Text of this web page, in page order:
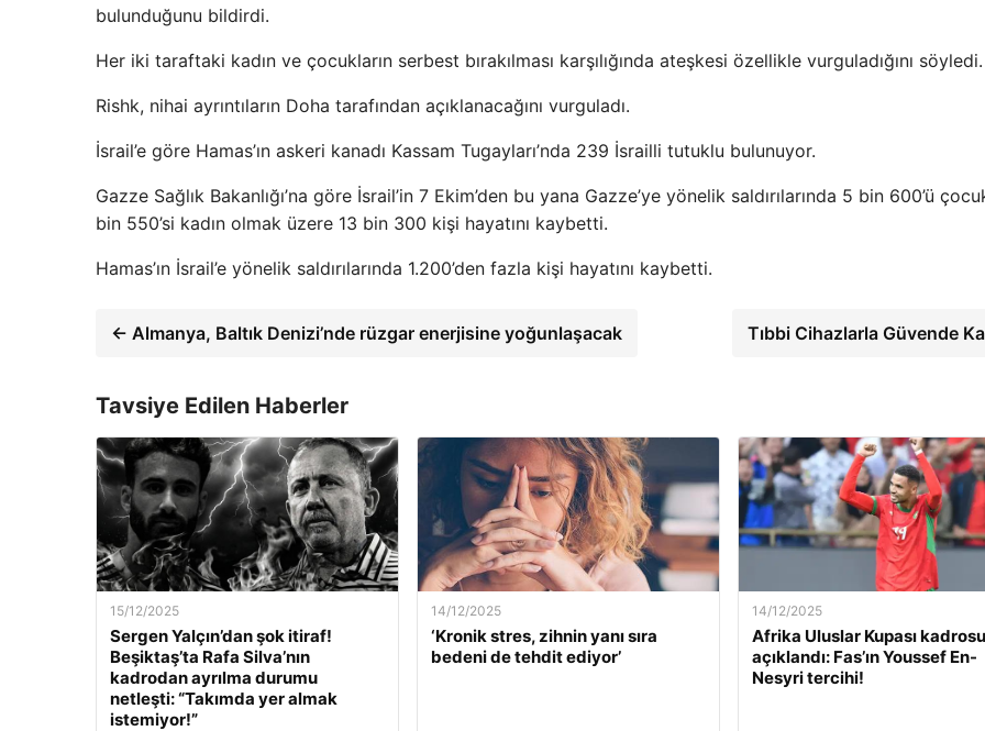
bulunduğunu bildirdi.
Her iki taraftaki kadın ve çocukların serbest bırakılması karşılığında ateşkesi özellikle vurguladığını söyledi.
Rishk, nihai ayrıntıların Doha tarafından açıklanacağını vurguladı.
İsrail’e göre Hamas’ın askeri kanadı Kassam Tugayları’nda 239 İsrailli tutuklu bulunuyor.
Gazze Sağlık Bakanlığı’na göre İsrail’in 7 Ekim’den bu yana Gazze’ye yönelik saldırılarında 5 bin 600’ü
bin 550’si kadın olmak üzere 13 bin 300 kişi hayatını kaybetti.
Hamas’ın İsrail’e yönelik saldırılarında 1.200’den fazla kişi hayatını kaybetti.
← Almanya, Baltık Denizi’nde rüzgar enerjisine yoğunlaşacak Tıbbi Cihazlarla Güvende
Tavsiye Edilen Haberler
15/12/2025
Sergen Yalçın’dan şok itiraf!
Beşiktaş’ta Rafa Silva’nın
kadrodan ayrılma durumu
netleşti: “Takımda yer almak
istemiyor!”
14/12/2025
‘Kronik stres, zihnin yanı sıra
bedeni de tehdit ediyor’
14/12/2025
Afrika Uluslar Kupası kadrosu
açıklandı: Fas’ın Youssef En-
Nesyri tercihi!